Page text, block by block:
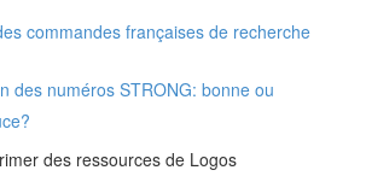
commandes françaises de recherche
des numéros STRONG: bonne ou
des ressources de Logos